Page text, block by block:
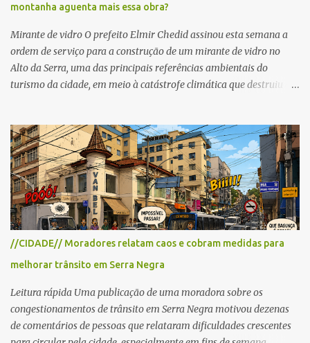
as interdições ocorrerão de forma programada e os trechos serão
montanha aguenta mais essa obra?
Mirante de vidro O prefeito Elmir Chedid assinou esta semana a
ordem de serviço para a construção de um mirante de vidro no
Alto da Serra, uma das principais referências ambientais do
turismo da cidade, em meio à catástrofe climática que destruiu o
ambiental nas políticas públicas. Preservação permanente O Alto
da Serra está localizado em uma das Áreas de Preservação
Permanente no município, chamadas de APP no Código Florestal
Brasileiro, Lei nº 12.651/12. As APPS são protegidas com a função
ambiental de preservar os recursos hídricos, a paisagem, a
proteção do solo e a biodiversidade para assegurar a qualidade de
vida da população. No local já estão instaladas torres de
transmissão de televisão e telefonia celular, contêineres de uso
comercial, sanitário público, pequenas construções e uma rampa
obra? Im...
//CIDADE// Moradores relatam caos e cobram medidas para
melhorar trânsito em Serra Negra
Leitura rápida Uma publicação de uma moradora sobre os
congestionamentos de trânsito em Serra Negra motivou dezenas
de comentários de pessoas que relataram dificuldades crescentes